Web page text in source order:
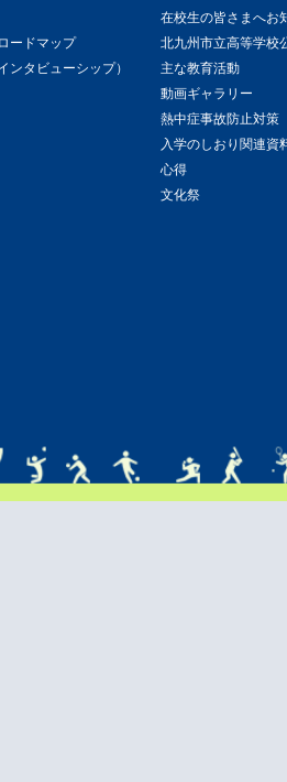
ードマップ
ンタビューシップ）
在校生の皆さまへお
北九州市立高等学校
主な教育活動
動画ギャラリー
熱中症事故防止対策
入学のしおり関連資
心得
文化祭